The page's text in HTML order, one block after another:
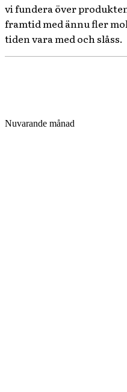
vi fundera över
framtid med ännu fler
tiden vara med och slåss.
Nuvarande månad